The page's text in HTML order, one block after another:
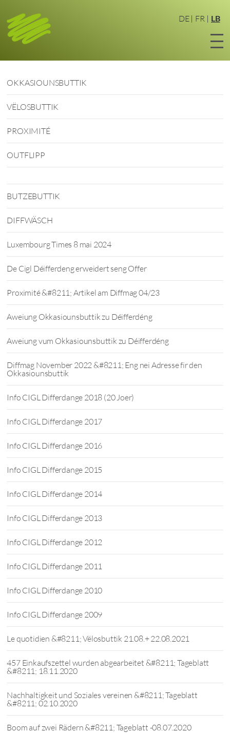
DE FR LB
OKKASIOUNSBUTTIK
VËLOSBUTTIK
PROXIMITÉ
OUTFLIPP
BUTZEBUTTIK
DIFFWÄSCH
Luxembourg Times 8 mai 2024
De Cigl Déifferdeng erweidert seng Offer
Proximité &#8211; Artikel am Diffmag 04/23
Aweiung Okkasiounsbuttik zu Déifferdéng
Aweiung vum Okkasiounsbuttik zu Déifferdéng
Diffmag November 2022 &#8211; Eng nei Adresse fir den
Okkasiounsbuttik
Info CIGL Differdange 2018 (20 Joer)
Info CIGL Differdange 2017
Info CIGL Differdange 2016
Info CIGL Differdange 2015
Info CIGL Differdange 2014
Info CIGL Differdange 2013
Info CIGL Differdange 2012
Info CIGL Differdange 2011
Info CIGL Differdange 2010
Info CIGL Differdange 2009
Le quotidien &#8211; Vëlosbuttik 21.08.+ 22.08.2021
457 Einkaufszettel wurden abgearbeitet &#8211; Tageblatt
&#8211; 18.11.2020
Nachhaltigkeit und Soziales vereinen &#8211; Tageblatt
&#8211; 02.10.2020
Boom auf zwei Rädern &#8211; Tageblatt -08.07.2020